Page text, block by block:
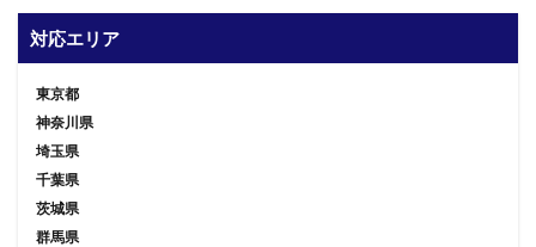
対応エリア
東京都
神奈川県
埼玉県
千葉県
茨城県
群馬県